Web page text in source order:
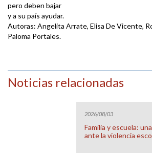
pero deben bajar
y a su país ayudar.
Autoras: Angelita Arrate, Elisa De Vicente,
Paloma Portales.
Noticias relacionadas
2026/08/03
Familia y escuela:
ante la violencia